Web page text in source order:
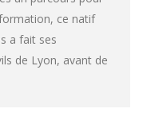
ce natif
a fait ses
de Lyon, avant de